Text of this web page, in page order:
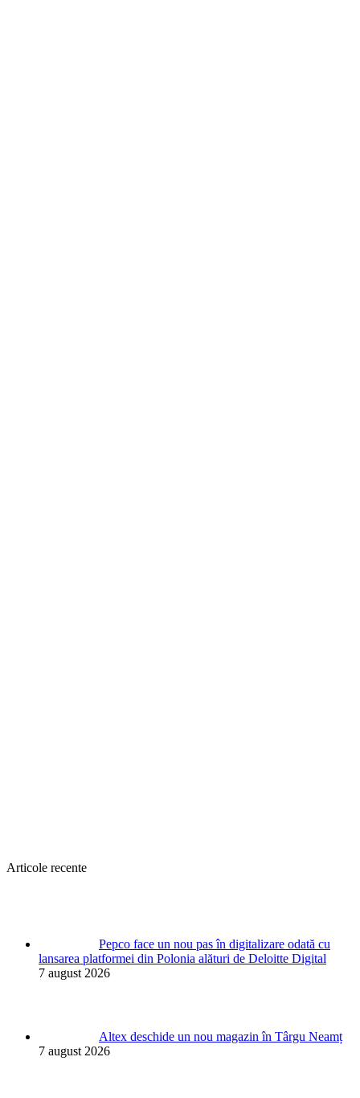
Articole recente
Pepco face un nou pas în digitalizare odată cu
lansarea platformei din Polonia alături de Deloitte Digital
7 august 2026
Altex deschide un nou magazin în Târgu Neamț
7 august 2026